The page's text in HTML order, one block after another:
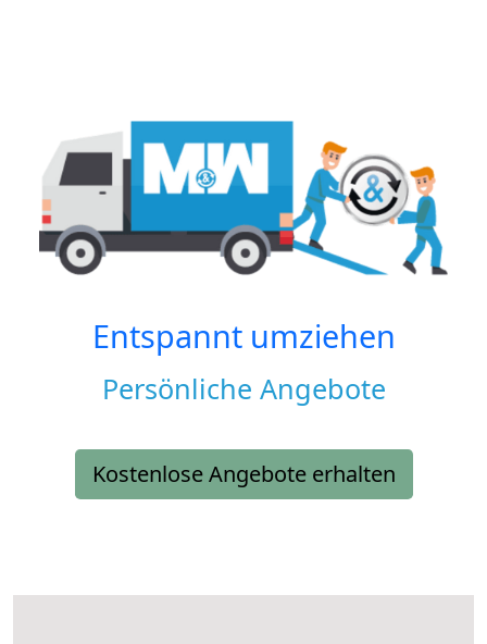
Entspannt umziehen
Persönliche Angebote
Kostenlose Angebote erhalten